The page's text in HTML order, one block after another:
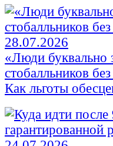
28.07.2026
«Люди буквально
стобалльников
Как льготы